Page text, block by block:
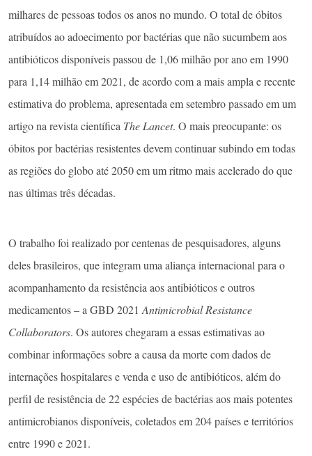
milhares de pessoas todos os anos no mundo. O total de óbitos
atribuídos ao adoecimento por bactérias que não sucumbem aos
antibióticos disponíveis passou de 1,06 milhão por ano em 1990
para 1,14 milhão em 2021, de acordo com a mais ampla e recente
estimativa do problema, apresentada em setembro passado em um
artigo na revista científica The Lancet. O mais preocupante: os
óbitos por bactérias resistentes devem continuar subindo em todas
as regiões do globo até 2050 em um ritmo mais acelerado do que
nas últimas três décadas.
O trabalho foi realizado por centenas de pesquisadores, alguns
deles brasileiros, que integram uma aliança internacional para o
acompanhamento da resistência aos antibióticos e outros
medicamentos – a GBD 2021 Antimicrobial Resistance
Collaborators. Os autores chegaram a essas estimativas ao
combinar informações sobre a causa da morte com dados de
internações hospitalares e venda e uso de antibióticos, além do
perfil de resistência de 22 espécies de bactérias aos mais potentes
antimicrobianos disponíveis, coletados em 204 países e territórios
entre 1990 e 2021.